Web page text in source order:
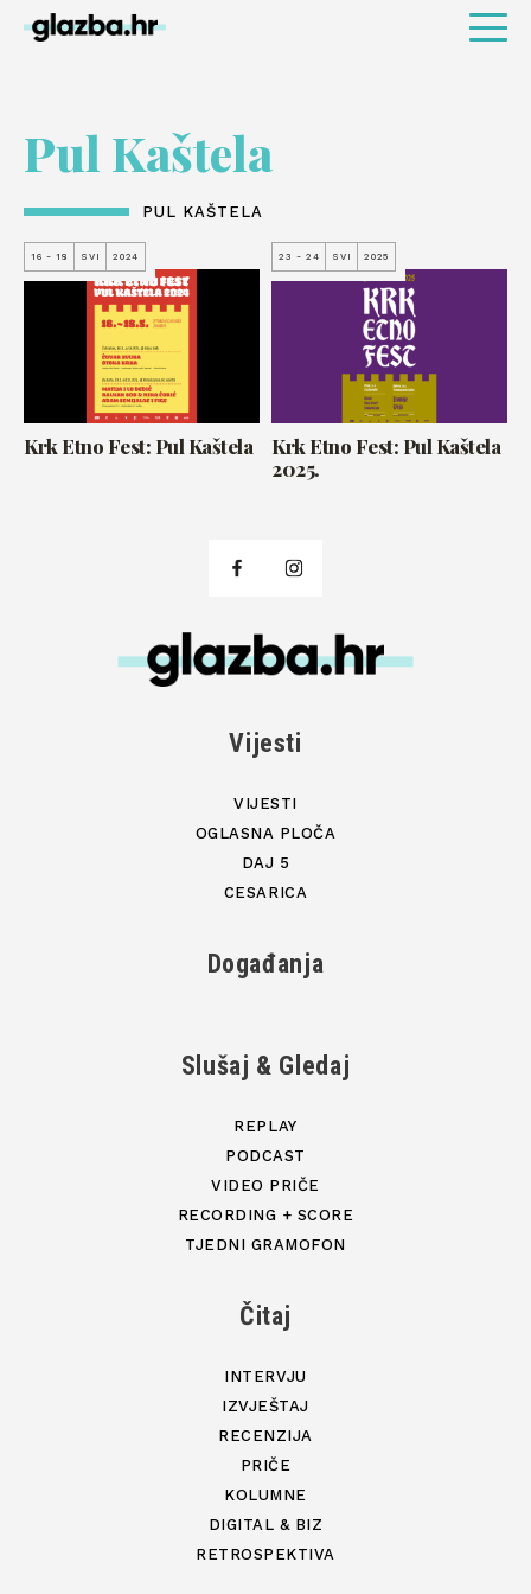
Pul Kaštela
PUL KAŠTELA
16 - 18 SVI 2024
Krk Etno Fest: Pul Kaštela
23 - 24 SVI 2025
Krk Etno Fest: Pul Kaštela
2025.
Vijesti
VIJESTI
OGLASNA PLOČA
DAJ 5
CESARICA
Događanja
Slušaj & Gledaj
REPLAY
PODCAST
VIDEO PRIČE
RECORDING + SCORE
TJEDNI GRAMOFON
Čitaj
INTERVJU
IZVJEŠTAJ
RECENZIJA
PRIČE
KOLUMNE
DIGITAL & BIZ
RETROSPEKTIVA